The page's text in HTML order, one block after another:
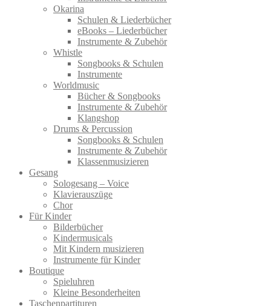
Okarina
Schulen & Liederbücher
eBooks – Liederbücher
Instrumente & Zubehör
Whistle
Songbooks & Schulen
Instrumente
Worldmusic
Bücher & Songbooks
Instrumente & Zubehör
Klangshop
Drums & Percussion
Songbooks & Schulen
Instrumente & Zubehör
Klassenmusizieren
Gesang
Sologesang – Voice
Klavierauszüge
Chor
Für Kinder
Bilderbücher
Kindermusicals
Mit Kindern musizieren
Instrumente für Kinder
Boutique
Spieluhren
Kleine Besonderheiten
Taschenpartituren